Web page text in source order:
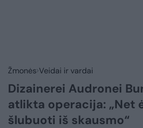
Žmonės Veidai ir vardai
Dizainerei Audronei
atlikta operacija: „Net
šlubuoti iš skausmo“